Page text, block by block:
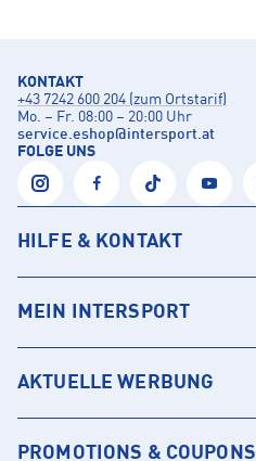
KONTAKT
+43 7242 600 204 (zum Ortstarif)
Mo. – Fr. 08:00 – 20:00 Uhr
service.eshop@intersport.at
FOLGE UNS
HILFE & KONTAKT
MEIN INTERSPORT
AKTUELLE WERBUNG
PROMOTIONS & COUPONS